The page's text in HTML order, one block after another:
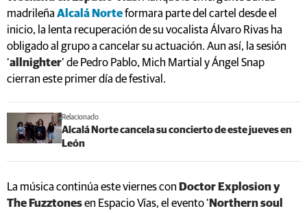
madrileña Alcalá Norteformara parte del cartel desde el
inicio, la lenta recuperación de su vocalista Álvaro Rivas ha
obligado al grupo a cancelar su actuación. Aun así, la sesión
‘allnighter’ de Pedro Pablo, Mich Martial y Ángel Snap
cierran este primer día de festival.
Relacionado
Alcalá Norte cancela su concierto de este jueves en
León
La música continúa este viernes con Doctor Explosion y
The Fuzztonesen Espacio Vías, el evento ‘ Northern soul